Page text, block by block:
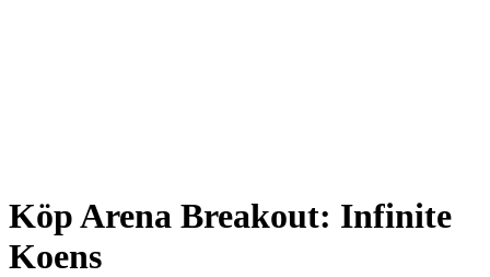
Köp Arena Breakout: Infinite
Koens